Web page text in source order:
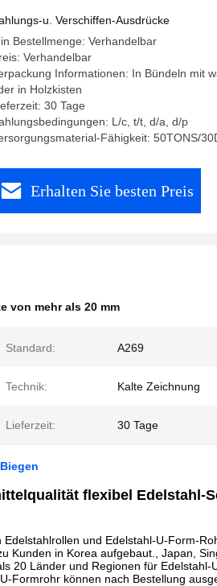
u. Verschiffen-Ausdrücke
Bestellmenge: Verhandelbar
Verhandelbar
Informationen: In Bündeln mit
in Holzkisten
30 Tage
L/c, t/t, d/a, d/p
Fähigkeit: 50TONS/
Erhalten Sie besten Preis
von mehr als 20 mm
Standard: A269
Technik: Kalte Zeichnung
Lieferzeit: 30 Tage
flexibel Edelstahl-
und Edelstahl-U-Form-
in Korea aufgebaut., Japan,
20 Länder und Regionen für Edelstahl-
Formrohr können nach Bestellung